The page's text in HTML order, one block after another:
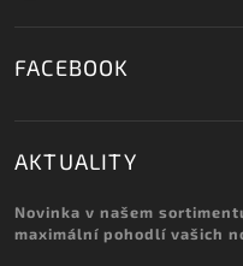
FACEBOOK
AKTUALITY
Novinka v našem
maximální pohodlí vašich